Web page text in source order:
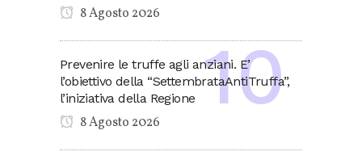
8 Agosto 2026
Prevenire le truffe agli anziani. E’
l’obiettivo della “SettembrataAntiTruffa”,
l’iniziativa della Regione
8 Agosto 2026